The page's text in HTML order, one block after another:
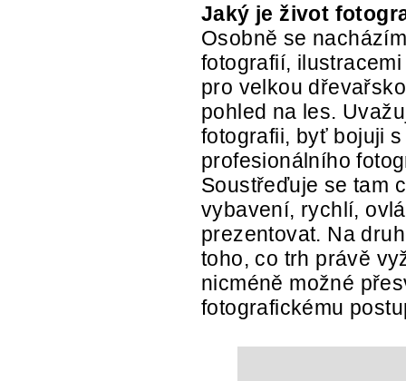
Jaký je život
Osobně se
fotografií,
pro velkou
pohled na les.
fotografii, byť bojuji
profesionálního
Soustřeďuje se tam
vybavení, rychlí,
prezentovat. Na
toho, co trh právě
nicméně možné
fotografickému